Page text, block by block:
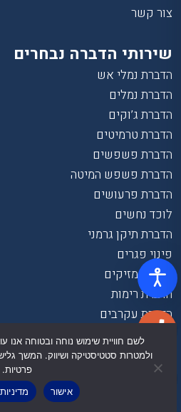
צור קשר
שירותי הדברה נבחרים
הדברת נמלי אש
הדברת נמלים
הדברת ג’וקים
הדברת טרמיטים
הדברת פשפשים
הדברת פשפש המיטה
הדברת פרעושים
לוכד נחשים
הדברת תיקן גרמני
פינוי פגרים
הדברת מזיקים
הדברת רימות
הדברת עקרבים
הדברת מעופפים
הדברת דבורים
ולמטרות סטטיסטיקה ושיווק. המשך
פרטיות.
אישור